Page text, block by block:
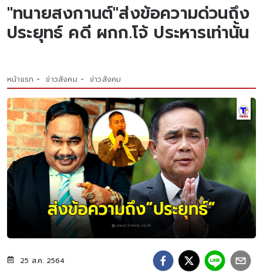
"ทนายสงกานต์"ส่งข้อความด่วนถึง
ประยุทธ์ คดี ผกก.โจ้ ประหารเท่านั้น
หน้าแรก ข่าวสังคม ข่าวสังคม
25 ส.ค. 2564